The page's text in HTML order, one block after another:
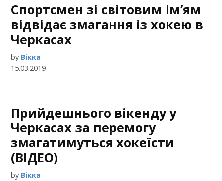
Спортсмен зі світовим ім’ям
відвідає змагання із хокею в
Черкасах
by Вікка
15.03.2019
Прийдешнього вікенду у
Черкасах за перемогу
змагатимуться хокеїсти
(ВІДЕО)
by Вікка